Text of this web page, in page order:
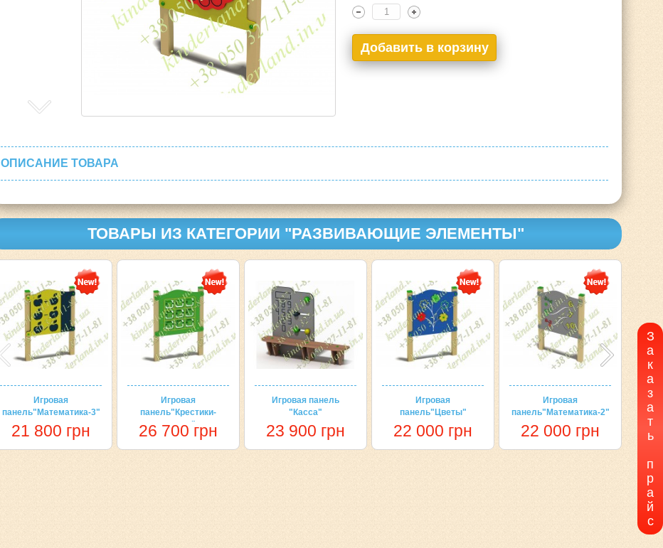
ОПИСАНИЕ ТОВАРА
ТОВАРЫ ИЗ КАТЕГОРИИ "РАЗВИВАЮЩИЕ ЭЛЕМЕНТЫ"
Игровая
панель"Математика-3"
21 800 грн
Игровая
панель"Крестики-
нолики"
26 700 грн
Игровая панель
"Касса"
23 900 грн
Игровая
панель"Цветы"
22 000 грн
Игровая
панель"Математика-2"
22 000 грн
З
а
к
а
з
а
т
ь
п
р
а
й
с